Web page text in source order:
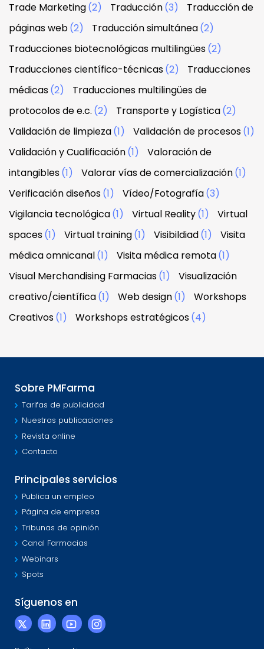
Trade Marketing(2) Traducción(3)
Traducción de
páginas web(2) Traducción simultánea(2)
Traducciones biotecnológicas multilingües(2)
Traducciones científico-técnicas(2)
Traducciones
médicas(2)
Traducciones multilingües de
protocolos de e.c. (2) Transporte y Logística(2)
Validación de limpieza(1) Validación de procesos(1)
Validación y Cualificación(1)
Valoración de
intangibles(1) Valorar vías de comercialización(1)
Verificación diseños(1) Vídeo/Fotografía(3)
Vigilancia tecnológica(1) Virtual Reality(1)
Virtual
spaces(1) Virtual training(1) Visibildiad(1)
Visita
médica omnicanal(1) Visita médica remota(1)
Visual Merchandising Farmacias(1)
Visualización
creativo/científica(1) Web design(1)
Workshops
Creativos(1) Workshops estratégicos(4)
Sobre PMFarma
Tarifas de publicidad
Nuestras publicaciones
Revista online
Contacto
Principales servicios
Publica un empleo
Página de empresa
Tribunas de opinión
Canal Farmacias
Webinars
Spots
Síguenos en